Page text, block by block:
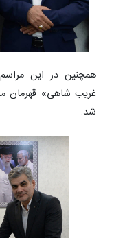
همچنین در این
غریب شاهی» قهرمان
شد.